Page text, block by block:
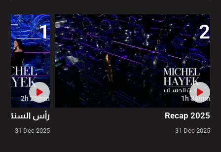
2026 - 2 حلقة
2025 - 2 حلقة
2024 - 2 حلقة
2023 - 1 حلقة
2022 - 2 حلقة
2021 - 1 حلقة
2
1h 34min
Recap 2025
31 Dec 2025
1
2h 25min
رأس السنة ٢٠٢٦
31 Dec 2025